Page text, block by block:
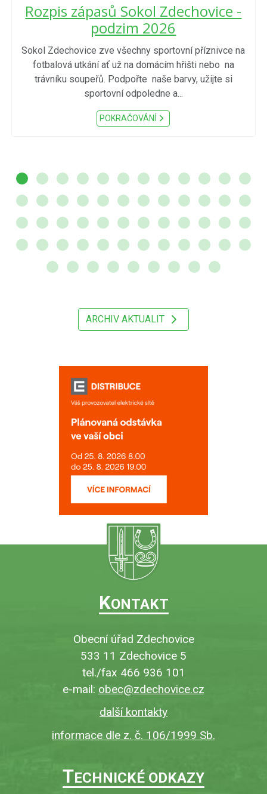
Rozpis zápasů Sokol Zdechovice -
podzim 2026
Sokol Zdechovice zve všechny sportovní příznivce na
fotbalová utkání ať už na domácím hřišti nebo na
trávníku soupeřů. Podpořte naše barvy, užijte si
sportovní odpoledne a...
POKRAČOVÁNÍ
ARCHIV AKTUALIT
KONTAKT
Obecní úřad Zdechovice
533 11 Zdechovice 5
tel./fax 466 936 101
e-mail: obec@zdechovice.cz
další kontakty
informace dle z. č. 106/1999 Sb.
TECHNICKÉ ODKAZY